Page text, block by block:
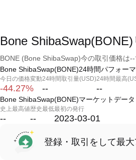
Bone
BONE (Bone ShibaSwap)今の取引価格は
Bone ShibaSwap(BONE)24時間パフォー
今日の価格変動
-44.27%
24時間取引量(USD)
--
24時間最高
--
Bone ShibaSwap(BONE)マーケットデータ
史上最高値
--
歴史最低
--
最初の発行
2023-03-01
登録・取引をして最